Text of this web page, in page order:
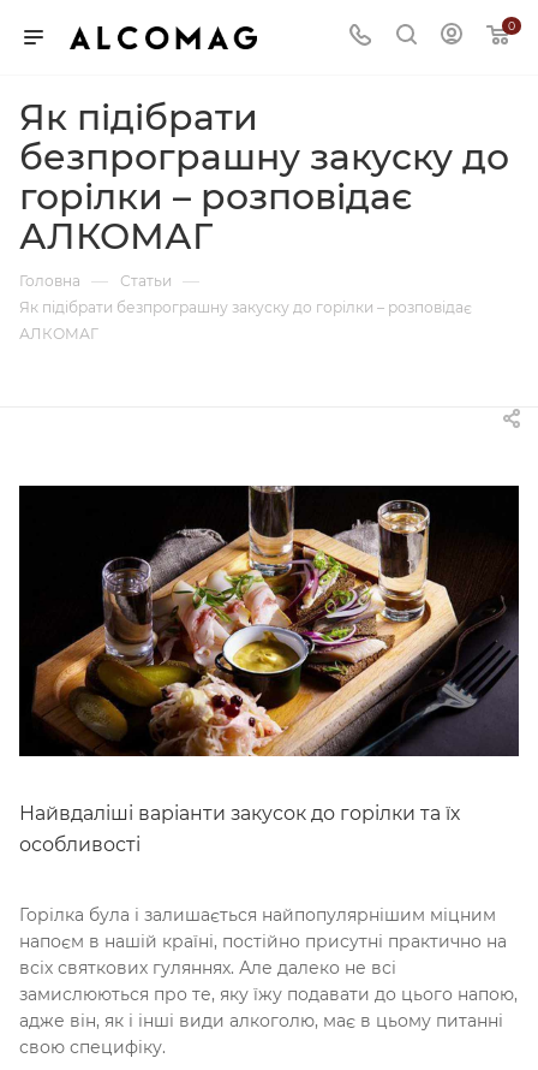
0
Як підібрати
безпрограшну закуску до
горілки – розповідає
АЛКОМАГ
Головна — Статьи —
Як підібрати безпрограшну закуску до горілки – розповідає
АЛКОМАГ
Найвдаліші варіанти закусок до горілки та їх
особливості
Горілка була і залишається найпопулярнішим міцним
напоєм в нашій країні, постійно присутні практично на
всіх святкових гуляннях. Але далеко не всі
замислюються про те, яку їжу подавати до цього напою,
адже він, як і інші види алкоголю, має в цьому питанні
свою специфіку.